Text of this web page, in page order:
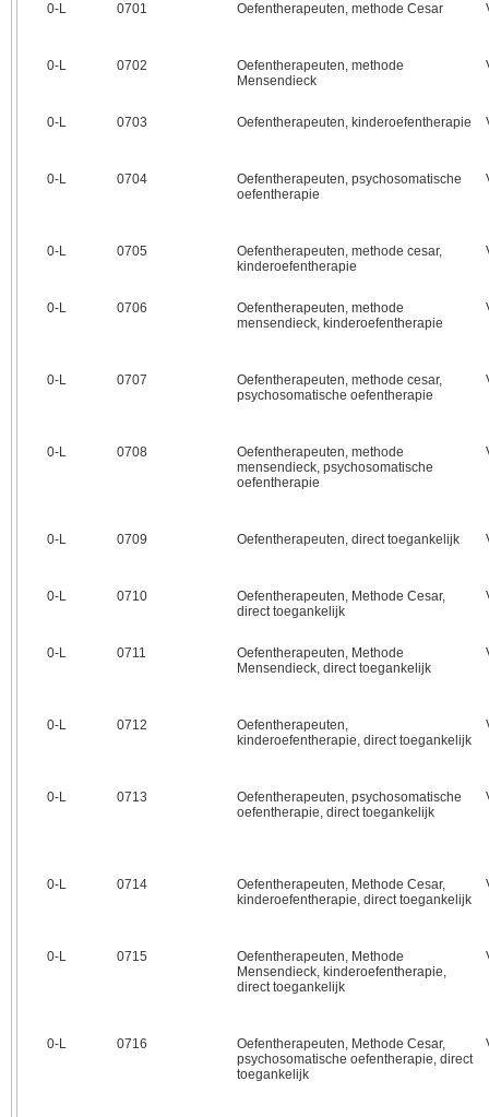
0‑L 0701 Oefentherapeuten, methode Cesar
0‑L 0702
Oefentherapeuten, methode
Mensendieck
0‑L 0703 Oefentherapeuten, kinderoefentherapie
0‑L 0704
Oefentherapeuten, psychosomatische
oefentherapie
0‑L 0705
Oefentherapeuten, methode cesar,
kinderoefentherapie
0‑L 0706
Oefentherapeuten, methode
mensendieck, kinderoefentherapie
0‑L 0707
Oefentherapeuten, methode cesar,
psychosomatische oefentherapie
0‑L 0708
Oefentherapeuten, methode
mensendieck, psychosomatische
oefentherapie
0‑L 0709 Oefentherapeuten, direct toegankelijk
0‑L 0710
Oefentherapeuten, Methode Cesar,
direct toegankelijk
0‑L 0711
Oefentherapeuten, Methode
Mensendieck, direct toegankelijk
0‑L 0712
Oefentherapeuten,
kinderoefentherapie, direct toegankelijk
0‑L 0713
Oefentherapeuten, psychosomatische
oefentherapie, direct toegankelijk
0‑L 0714
Oefentherapeuten, Methode Cesar,
kinderoefentherapie, direct toegankelijk
0‑L 0715
Oefentherapeuten, Methode
Mensendieck, kinderoefentherapie,
direct toegankelijk
0‑L 0716
Oefentherapeuten, Methode Cesar,
psychosomatische oefentherapie, direct
toegankelijk